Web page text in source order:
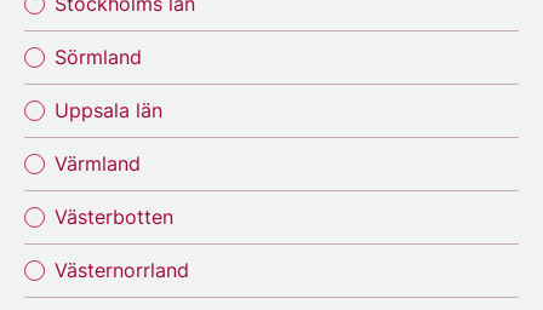
Sörmland
Uppsala län
Värmland
Västerbotten
Västernorrland